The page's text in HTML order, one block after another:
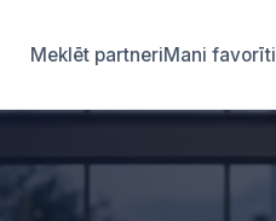
Meklēt partneriMani favorīti